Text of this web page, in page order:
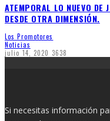
ATEMPORAL LO NUEVO DE
DESDE OTRA DIMENSIÓN.
Los Promotores
Noticias
julio 14, 2020 3638
Si necesitas información